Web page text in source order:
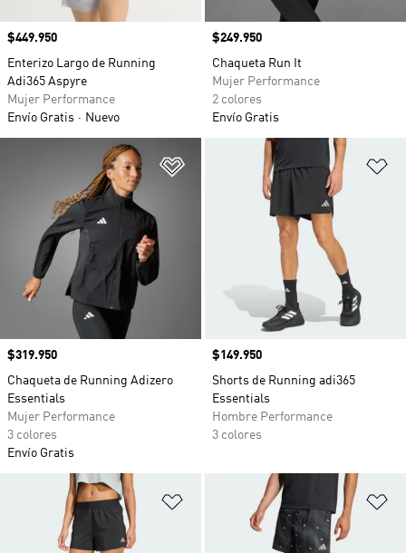
Precio
$449.950
Enterizo Largo de Running
Adi365 Aspyre
Mujer Performance
Envío Gratis
Nuevo
Precio
$249.950
Chaqueta Run It
Mujer Performance
2 colores
Envío Gratis
Añadir a la lista de deseos
Precio
$319.950
Chaqueta de Running Adizero
Essentials
Mujer Performance
3 colores
Envío Gratis
Precio
$149.950
Shorts de Running adi365
Essentials
Hombre Performance
3 colores
Añadir a la lista de deseos